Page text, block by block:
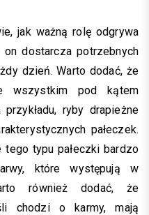
jak ważną rolę odgrywa
on dostarcza potrzebnych
dzień. Warto dodać, że
wszystkim pod kątem
ryby drapieżne
pałeczek.
typu pałeczki bardzo
które występują w
również dodać, że
chodzi o karmy, mają